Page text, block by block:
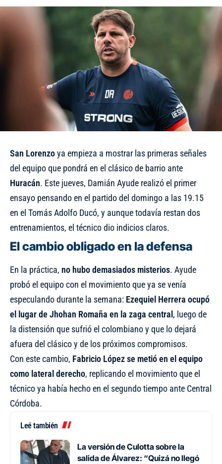
San Lorenzoya empieza a mostrar las primeras señales
del equipo que pondrá en el clásico de barrio ante
Huracán. Este jueves, Damián Ayude realizó el primer
ensayo pensando en el partido del domingo a las 19.15
en el Tomás Adolfo Ducó, y aunque todavía restan dos
entrenamientos, el técnico dio indicios claros.
El cambio obligado en la defensa
En la práctica, no hubo demasiados misterios. Ayude
probó el equipo con el movimiento que ya se venía
especulando durante la semana: Ezequiel Herrera ocupó
el lugar de Jhohan Romaña en la zaga central , luego de
la distensión que sufrió el colombiano y que lo dejará
afuera del clásico y de los próximos compromisos.
Con este cambio, Fabricio López se metió en el equipo
como lateral derecho, replicando el movimiento que el
técnico ya había hecho en el segundo tiempo ante Central
Córdoba.
Leé también
La versión de Culotta sobre la
salida de Álvarez: “Quizá no llegó